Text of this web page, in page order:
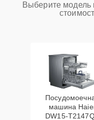
Выберите модель
машина
DW15-